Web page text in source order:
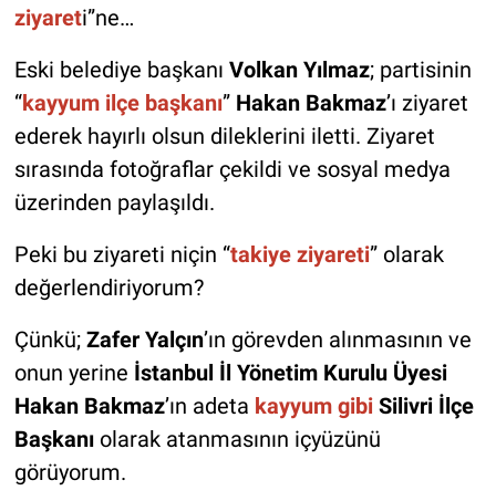
ziyareti”ne…
Eski belediye başkanı Volkan Yılmaz; partisinin
“kayyum ilçe başkanı” Hakan Bakmaz’ı ziyaret
ederek hayırlı olsun dileklerini iletti. Ziyaret
sırasında fotoğraflar çekildi ve sosyal medya
üzerinden paylaşıldı.
Peki bu ziyareti niçin “takiye ziyareti” olarak
değerlendiriyorum?
Çünkü; Zafer Yalçın’ın görevden alınmasının ve
onun yerine İstanbul İl Yönetim Kurulu Üyesi
Hakan Bakmaz’ın adeta kayyum gibi Silivri İlçe
Başkanıolarak atanmasının içyüzünü
görüyorum.